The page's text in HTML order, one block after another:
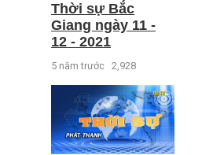
Thời sự Bắc
Giang ngày 11 -
12 - 2021
5 năm trước 2,928